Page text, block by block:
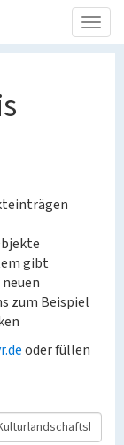
gibt
zum Beispiel
oder füllen